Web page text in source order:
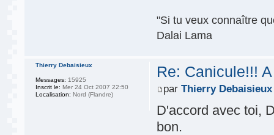
"Si tu veux connaître
Dalai Lama
Re: Canicule!!!
parThierry Debaisieux
D'accord avec toi,
bon.
Thierry Debaisieux
Messages: 15925
Inscrit le: Mer 24 Oct 2007 22:50
Localisation: Nord (Flandre)